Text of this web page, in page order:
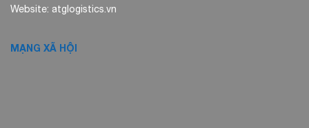
Website: atglogistics.vn
MẠNG XÃ HỘI